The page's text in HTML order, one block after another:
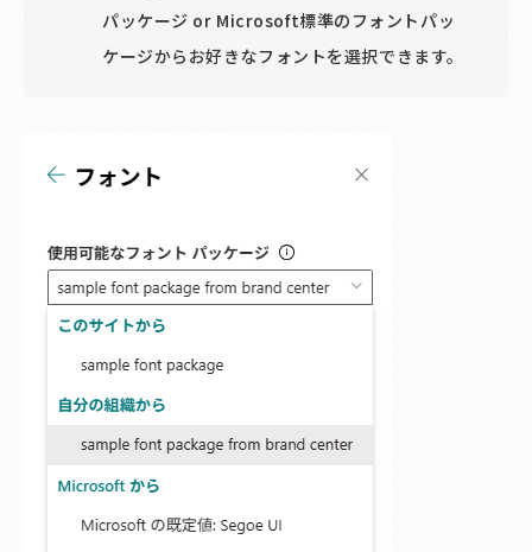
パッケージ or Microsoft標準のフォントパッ
ケージからお好きなフォントを選択できます。